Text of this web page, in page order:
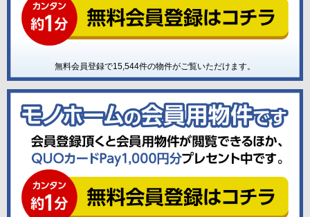
無料会員登録で15,544件の物件がご覧いただけます。